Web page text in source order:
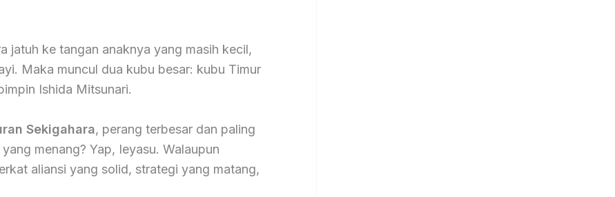
jatuh ke tangan anaknya yang masih kecil,
Maka muncul dua kubu besar: kubu Timur
Ishida Mitsunari.
Sekigahara, perang terbesar dan paling
menang? Yap, Ieyasu. Walaupun
aliansi yang solid, strategi yang matang,